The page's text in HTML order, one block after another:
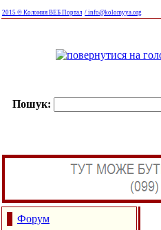
2015 © Коломия ВЕБ Портал / info@kolomyya.org
Пошук:
Форум